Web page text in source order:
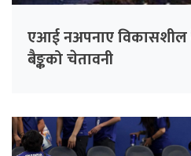
एआई नअपनाए विकासशील
बैङ्कको चेतावनी